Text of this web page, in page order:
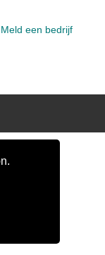
Meld een bedrijf